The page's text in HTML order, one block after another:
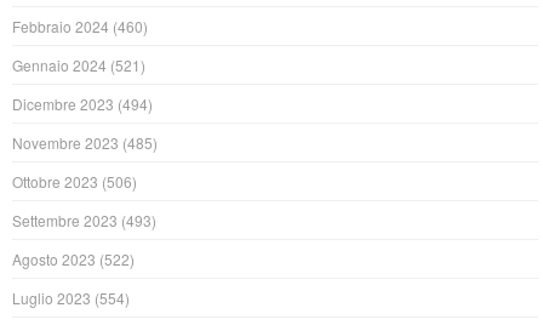
Febbraio 2024 (460)
Gennaio 2024 (521)
Dicembre 2023 (494)
Novembre 2023 (485)
Ottobre 2023 (506)
Settembre 2023 (493)
Agosto 2023 (522)
Luglio 2023 (554)